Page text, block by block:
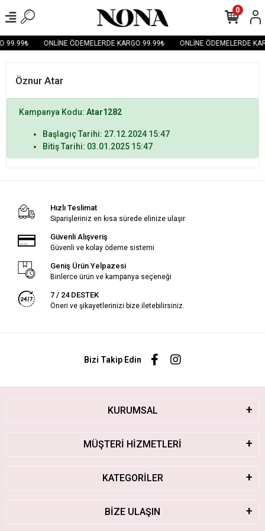
99.99₺ ONLİNE ÖDEMELERDE KARGO 99.99₺ ONLİNE ÖDEMELERDE
0
Öznur Atar
Kampanya Kodu: Atar1282
Başlagıç Tarihi: 27.12.2024 15:47
Bitiş Tarihi: 03.01.2025 15:47
Hızlı Teslimat
Siparişleriniz en kısa sürede elinize ulaşır.
Güvenli Alışveriş
Güvenli ve kolay ödeme sistemi
Geniş Ürün Yelpazesi
Binlerce ürün ve kampanya seçeneği
7 / 24 DESTEK
Öneri ve şikayetlerinizi bize iletebilirsiniz.
Bizi Takip Edin
KURUMSAL
MÜŞTERİ HİZMETLERİ
KATEGORİLER
BİZE ULAŞIN